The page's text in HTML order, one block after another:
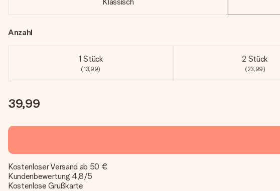
Anzahl
1 Stück
(13,99)
2 Stück
(23,99)
39,99
Kostenloser Versand ab 50 €
Kundenbewertung 4,8/5
Kostenlose Grußkarte